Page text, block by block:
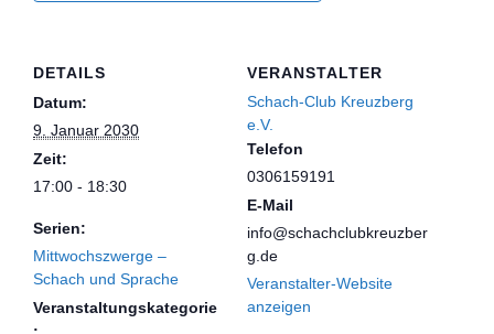
DETAILS
Datum:
9. Januar 2030
Zeit:
17:00 - 18:30
Serien:
Mittwochszwerge –
Schach und Sprache
Veranstaltungskategorie
VERANSTALTER
Schach-Club Kreuzberg
e.V.
Telefon
0306159191
E-Mail
info@schachclubkreuzber
g.de
Veranstalter-Website
anzeigen